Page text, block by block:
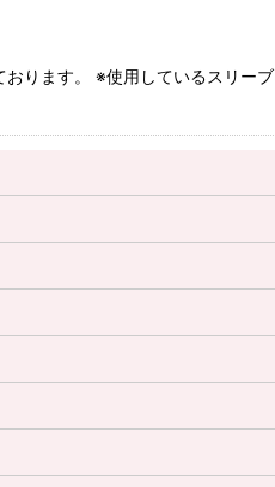
ります。 ※使用しているスリー